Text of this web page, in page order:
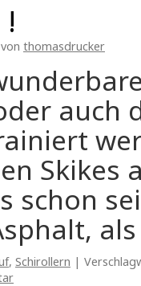
von thomasdrucker
auch
Skikes
schon
, Schirollern |